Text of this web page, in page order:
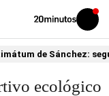
Volver
Iniciar
sesión
de Sánchez:
ecológico